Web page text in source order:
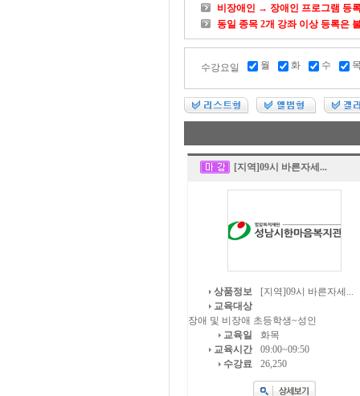
비장애인 → 장애인 프로그램 등
동일 종목 2개 강좌 이상 등록은
수강요일 월 화 수
[지역]09시 바른자세...
상품정보
[지역]09시 바른자세...
교육대상
장애 및 비장애 초등학생~성인
교육일
화목
교육시간
09:00~09:50
수강료
26,250